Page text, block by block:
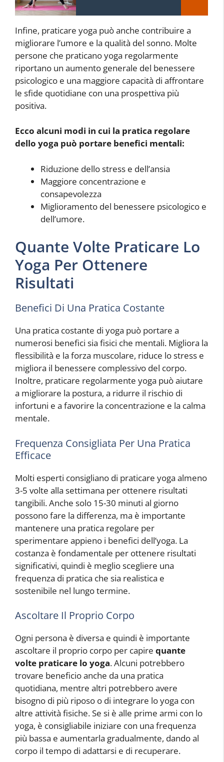
Infine, praticare yoga può anche contribuire a
migliorare l’umore e la qualità del sonno. Molte
persone che praticano yoga regolarmente
riportano un aumento generale del benessere
psicologico e una maggiore capacità di affrontare
le sfide quotidiane con una prospettiva più
positiva.
Ecco alcuni modi in cui la pratica regolare
dello yoga può portare benefici mentali:
Riduzione dello stress e dell’ansia
Maggiore concentrazione e
consapevolezza
Miglioramento del benessere psicologico e
dell’umore.
Quante Volte Praticare Lo
Yoga Per Ottenere
Risultati
Benefici Di Una Pratica Costante
Una pratica costante di yoga può portare a
numerosi benefici sia fisici che mentali. Migliora la
flessibilità e la forza muscolare, riduce lo stress e
migliora il benessere complessivo del corpo.
Inoltre, praticare regolarmente yoga può aiutare
a migliorare la postura, a ridurre il rischio di
infortuni e a favorire la concentrazione e la calma
mentale.
Frequenza Consigliata Per Una Pratica
Efficace
Molti esperti consigliano di praticare yoga almeno
3-5 volte alla settimana per ottenere risultati
tangibili. Anche solo 15-30 minuti al giorno
possono fare la differenza, ma è importante
mantenere una pratica regolare per
sperimentare appieno i benefici dell’yoga. La
costanza è fondamentale per ottenere risultati
significativi, quindi è meglio scegliere una
frequenza di pratica che sia realistica e
sostenibile nel lungo termine.
Ascoltare Il Proprio Corpo
Ogni persona è diversa e quindi è importante
ascoltare il proprio corpo per capire quante
volte praticare lo yoga. Alcuni potrebbero
trovare beneficio anche da una pratica
quotidiana, mentre altri potrebbero avere
bisogno di più riposo o di integrare lo yoga con
altre attività fisiche. Se si è alle prime armi con lo
yoga, è consigliabile iniziare con una frequenza
più bassa e aumentarla gradualmente, dando al
corpo il tempo di adattarsi e di recuperare.